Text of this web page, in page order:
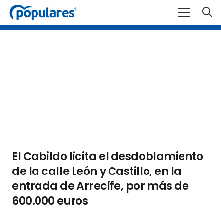
El Cabildo licita el desdoblamiento
de la calle León y Castillo, en la
entrada de Arrecife, por más de
600.000 euros